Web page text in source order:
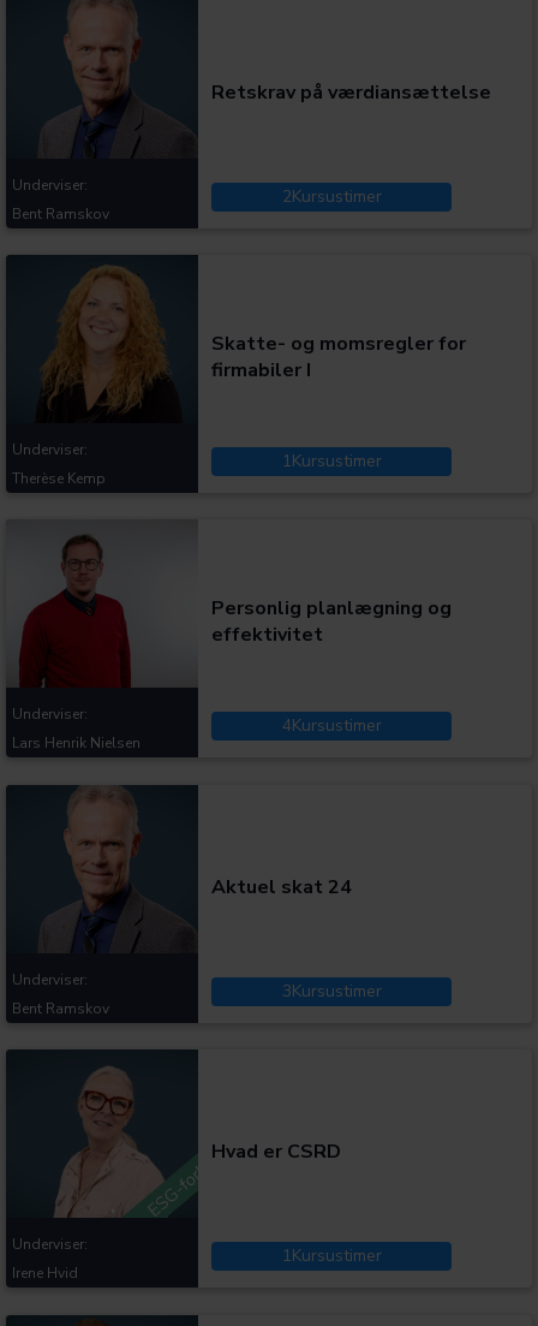
Retskrav på værdiansættelse
2Kursustimer
Underviser:
Bent Ramskov
Skatte- og momsregler for
firmabiler I
1Kursustimer
Underviser:
Therèse Kemp
Personlig planlægning og
effektivitet
4Kursustimer
Underviser:
Lars Henrik Nielsen
Aktuel skat 24
3Kursustimer
Underviser:
Bent Ramskov
Hvad er CSRD
1Kursustimer
Underviser:
Irene Hvid